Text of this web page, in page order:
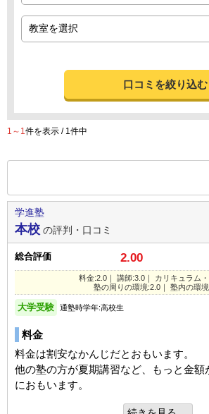
口コミを絞り込む
1～1件を表示 / 1件中
学進塾
本校 の評判・口コミ
総合評価 2.00
料金:2.0｜ 講師:3.0｜ カリキュラム
塾の周りの環境:2.0｜ 塾内の環
大学受験 通塾時学年:高校生
料金
料金は割安なかんじだとおもいます。
他の塾の方が夏期講習など、もっと金額
におもいます。